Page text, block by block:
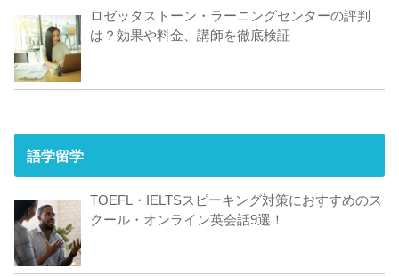
ロゼッタストーン・ラーニングセンターの評判
は？効果や料金、講師を徹底検証
語学留学
TOEFL・IELTSスピーキング対策におすすめのス
クール・オンライン英会話9選！